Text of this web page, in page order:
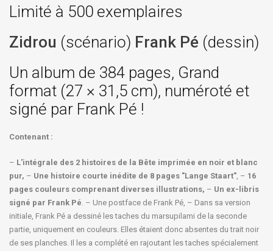
Limité à 500 exemplaires
Zidrou (scénario) Frank Pé (dessin)
Un album de 384 pages, Grand
format (27 × 31,5 cm), numéroté et
signé par Frank Pé !
Contenant :
– L'intégrale des 2 histoires de la Bête imprimée en noir et blanc
pur, – Une histoire courte inédite de 8 pages "Lange Staart", – 16
pages couleurs comprenant diverses illustrations, – Un ex-libris
signé par Frank Pé. – Une postface de Frank Pé, – Dans sa version
initiale, Frank Pé a dessiné les taches du marsupilami de la seconde
partie, uniquement en couleurs. Elles étaient donc absentes du trait noir
de ses planches. Il les a complété en rajoutant les taches spécialement